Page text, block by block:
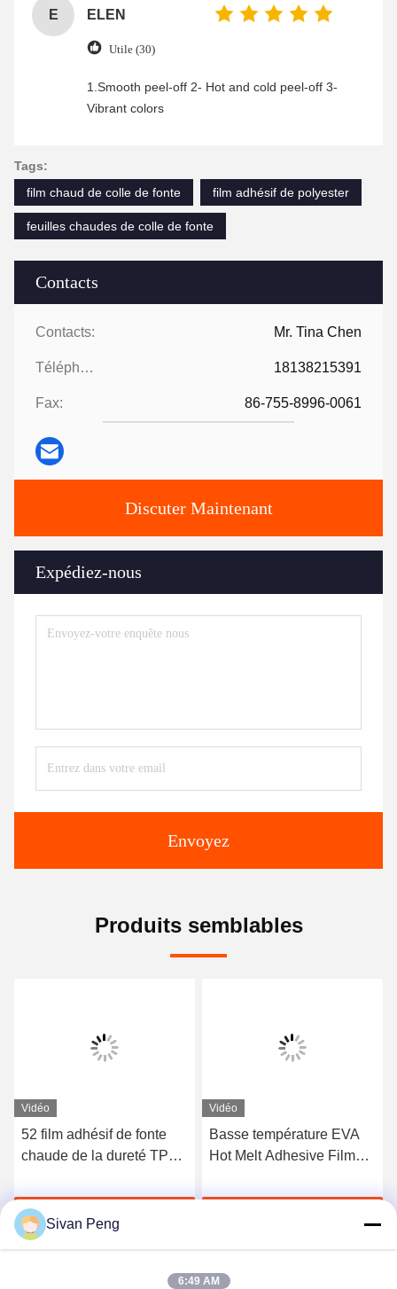
Contacts
Contacts: Mr. Tina Chen
Téléphone: 18138215391
Fax: 86-755-8996-0061
Discuter Maintenant
Expédiez-nous
Envoyez
E ELEN
Utile (30)
1.Smooth peel-off 2- Hot and cold peel-off 3-
Vibrant colors
Tags:
film chaud de colle de fonte
film adhésif de polyester
feuilles chaudes de colle de fonte
Produits semblables
Vidéo
52 film adhésif de fonte
chaude de la dureté TPU
vêtements sans couture
Discuter Maintenant
Vidéo
Basse température EVA
Hot Melt Adhesive Film
collage
Sivan Peng
6:49 AM